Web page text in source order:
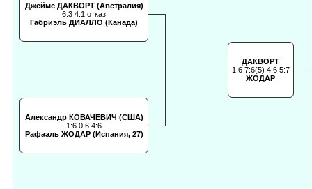
Джеймс ДАКВОРТ (Австралия)
6:3 4:1 отказ
Габриэль ДИАЛЛО (Канада)
Александр КОВАЧЕВИЧ (США)
1:6 0:6 4:6
Рафаэль ЖОДАР (Испания, 27)
ДАКВОРТ
1:6 7:6(5) 4:6 5:7
ЖОДАР